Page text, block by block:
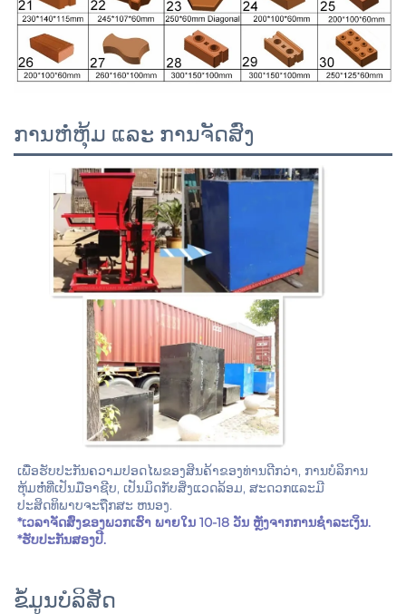
ການຫໍ່ຫຸ້ມ ແລະ ການຈັດສົ່ງ
ເພື່ອຮັບປະກັນຄວາມປອດໄພຂອງສິນຄ້າຂອງທ່ານດີກວ່າ, ການບໍລິການ
ຫຸ້ມຫໍ່ທີ່ເປັນມືອາຊີບ, ເປັນມິດກັບສິ່ງແວດລ້ອມ, ສະດວກແລະມີ
ປະສິດທິພາບຈະຖືກສະ ຫນອງ.
*ເວລາຈັດສົ່ງຂອງພວກເຮົາ ພາຍໃນ 10-18 ວັນ ຫຼັງຈາກການຊຳລະເງິນ.
*ຮັບປະກັນສອງປີ.
ຂໍ້ມູນບໍລິສັດ